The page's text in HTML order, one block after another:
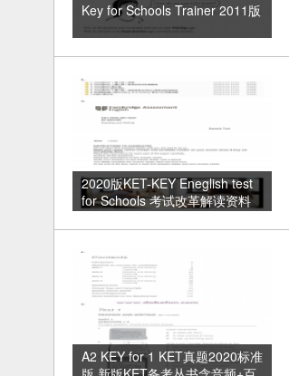
Key for Schools Trainer 2011版
2020版KET-KEY Eneglish test
for Schools 考试改革解读资料
A2 KEY for 1 KET真题2020标准